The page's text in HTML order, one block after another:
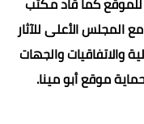
المجلس الأعلى للآثار
والاتفاقيات والجهات
موقع أبو مينا.